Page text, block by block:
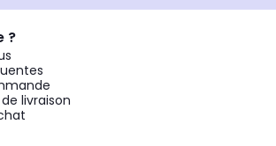
?
livraison